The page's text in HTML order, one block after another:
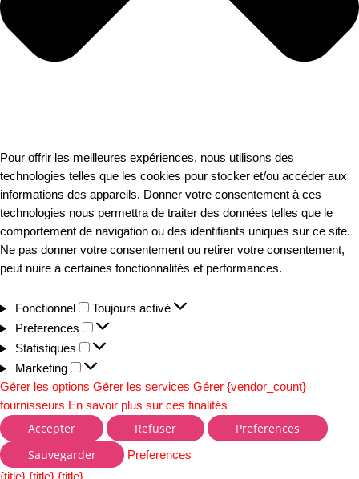
Pour offrir les meilleures expériences, nous utilisons des
technologies telles que les cookies pour stocker et/ou accéder aux
informations des appareils. Donner votre consentement à ces
technologies nous permettra de traiter des données telles que le
comportement de navigation ou des identifiants uniques sur ce site.
Ne pas donner votre consentement ou retirer votre consentement,
peut nuire à certaines fonctionnalités et performances.
Fonctionnel
Toujours activé
Preferences
Statistiques
Marketing
Gérer les options Gérer les services Gérer {vendor_count}
fournisseurs En savoir plus sur ces finalités
Accepter Refuser
Preferences
Sauvegarder
Preferences